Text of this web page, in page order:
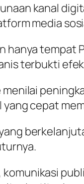
kanal
media
hanya tempat
terbukti
cepat
komunikasi